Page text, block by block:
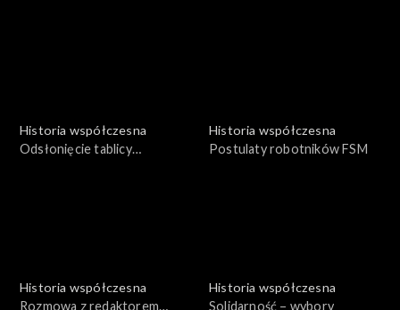
Historia współczesna
Odsłonięcie tablicy
Historia współczesna
Postulaty robotników FSM
Historia współczesna
Rozmowa z redaktorem
Historia współczesna
Solidarność – wybory